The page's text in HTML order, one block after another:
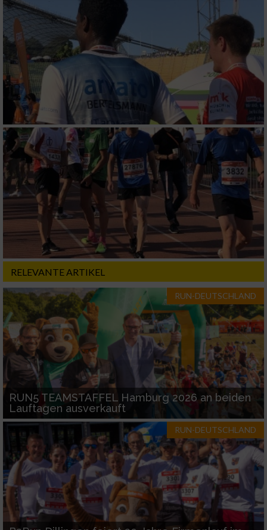
RELEVANTE ARTIKEL
RUN-DEUTSCHLAND
RUN5 TEAMSTAFFEL Hamburg 2026 an beiden
Lauftagen ausverkauft
RUN-DEUTSCHLAND
Partnerliste anzeigen (1 IAB-Anbieter)
Wir nutzen Ihre Daten für folgende Zwecke:
IAB-Verarbeitungszwecke:
Speichern von oder Zugriff auf Informationen
auf einem Endgerät
Verwendung reduzierter Daten zur Auswahl
von Werbeanzeigen
Erstellung von Profilen für personalisierte
Werbung
Verwendung von Profilen zur Auswahl
personalisierter Werbung
Erstellung von Profilen zur Personalisierung
von Inhalten
Verwendung von Profilen zur Auswahl
personalisierter Inhalte
Messung der Werbeleistung
Messung der Performance von Inhalten
Analyse von Zielgruppen durch Statistiken
oder Kombinationen von Daten aus
verschiedenen Quellen
Entwicklung und Verbesserung der Angebote
Verwendung reduzierter Daten zur Auswahl
von Inhalten
IAB-Besonderheiten:
Verwendung genauer Standortdaten
Geräte anhand von aktiv angeforderten